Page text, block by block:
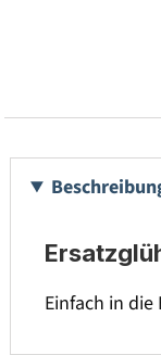
Einfach in die